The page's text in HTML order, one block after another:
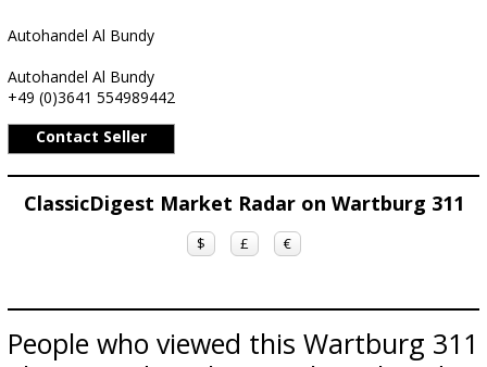
Autohandel Al Bundy
Autohandel Al Bundy
+49 (0)3641 554989442
Contact Seller
ClassicDigest Market Radar on Wartburg 311
$ £ €
People who viewed this Wartburg 311